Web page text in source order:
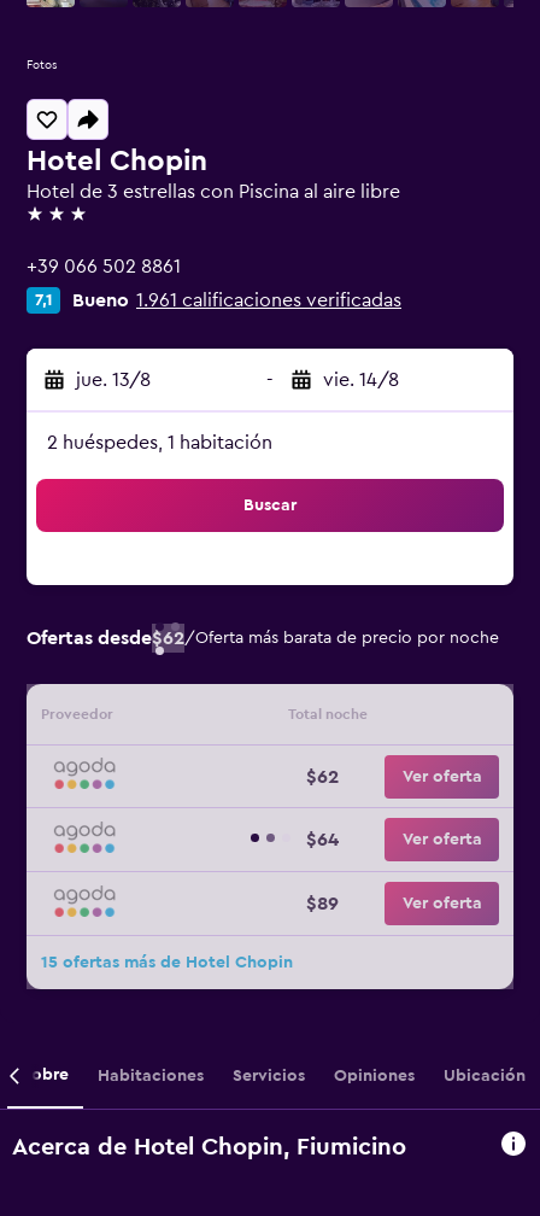
Hotel Chopin
Hotel de 3 estrellas con Piscina al aire libre
3 estrellas
+39 066 502 8861
7,1 Bueno 1.961 calificaciones verificadas
jue. 13/8 - vie. 14/8
2 huéspedes, 1 habitación
Buscar
Ofertas desde$62/Oferta más barata de precio por noche
Proveedor Total noche
$62 Ver oferta
$64 Ver oferta
$89 Ver oferta
15 ofertas más de Hotel Chopin
Fotos
Sobre Habitaciones Servicios Opiniones Ubicación
Acerca de Hotel Chopin, Fiumicino